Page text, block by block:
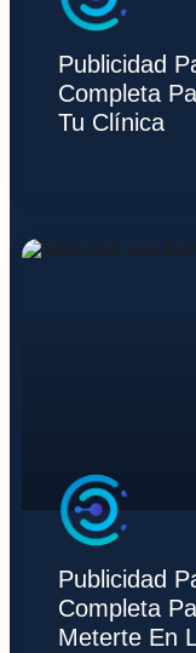
Publicidad
Completa
Tu Clínica
Publicidad
Completa
Meterte En